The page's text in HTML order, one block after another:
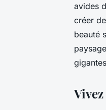
avides
créer
beauté